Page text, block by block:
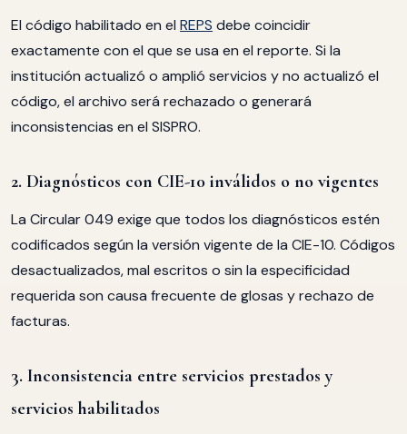
El código habilitado en el REPS debe coincidir
exactamente con el que se usa en el reporte. Si la
institución actualizó o amplió servicios y no actualizó el
código, el archivo será rechazado o generará
inconsistencias en el SISPRO.
2. Diagnósticos con CIE-10 inválidos o no vigentes
La Circular 049 exige que todos los diagnósticos estén
codificados según la versión vigente de la CIE-10. Códigos
desactualizados, mal escritos o sin la especificidad
requerida son causa frecuente de glosas y rechazo de
facturas.
3. Inconsistencia entre servicios prestados y
servicios habilitados